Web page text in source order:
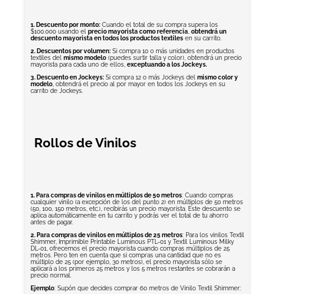
1. Descuento por monto:Cuando el total de su compra supera los
$100.000 usando el precio mayorista como referencia, obtendrá un
descuento mayorista en todos los productos textilesen su carrito.
2. Descuentos por volumen:Si compra 10 o más unidades en productos
textiles del mismo modelo(puedes surtir talla y color), obtendrá un precio
mayorista para cada uno de ellos, exceptuando a los Jockeys.
3. Descuento en Jockeys:Si compra 12 o más Jockeys del mismo color y
modelo, obtendrá el precio al por mayor en todos los Jockeys en su
carrito de Jockeys.
Rollos de Vinilos
1. Para compras de vinilos en múltiplos de 50 metros: Cuando compras
cualquier vinilo (a excepción de los del punto 2) en múltiplos de 50 metros
(50, 100, 150 metros, etc.), recibirás un precio mayorista. Este descuento se
aplica automáticamente en tu carrito y podrás ver el total de tu ahorro
antes de pagar.
2. Para compras de vinilos en múltiplos de 25 metros: Para los vinilos Textil
Shimmer, Imprimible Printable Luminous PTL-01 y Textil Luminous Milky
DL-01, ofrecemos el precio mayorista cuando compras múltiplos de 25
metros. Pero ten en cuenta que si compras una cantidad que no es
múltiplo de 25 (por ejemplo, 30 metros), el precio mayorista sólo se
aplicará a los primeros 25 metros y los 5 metros restantes se cobrarán a
precio normal.
Ejemplo: Supón que decides comprar 60 metros de Vinilo Textil Shimmer: